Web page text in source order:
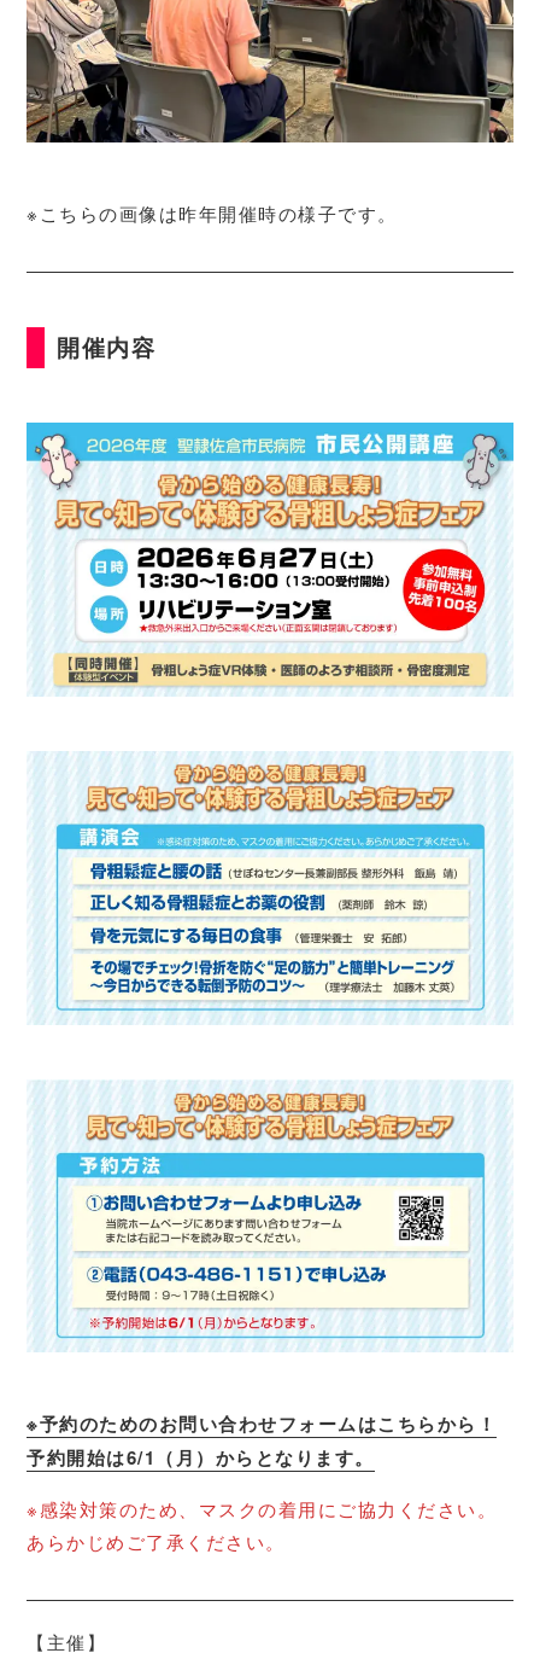
※こちらの画像は昨年開催時の様子です。
開催内容
※予約のためのお問い合わせフォームはこちらから！
予約開始は6/1（月）からとなります。
※感染対策のため、マスクの着用にご協力ください。
あらかじめご了承ください。
【主催】